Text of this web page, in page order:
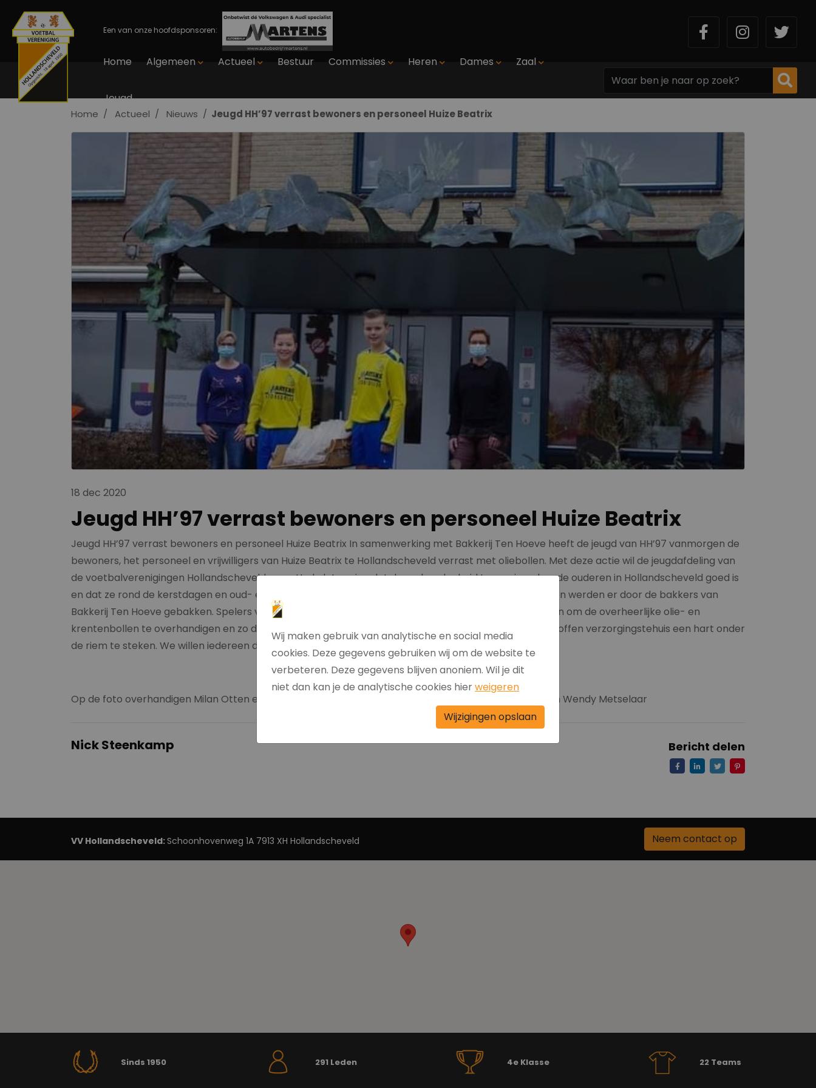
Een van onze hoofdsponsoren:
Home Algemeen Actueel Bestuur Commissies Heren Dames Zaal
Jeugd
Home Actueel Nieuws Jeugd HH’97 verrast bewoners en personeel Huize Beatrix
18 dec 2020
Jeugd HH’97 verrast bewoners en personeel Huize Beatrix
Jeugd HH’97 verrast bewoners en personeel Huize Beatrix In samenwerking met Bakkerij Ten Hoeve heeft de jeugd van HH’97 vanmorgen de
bewoners, het personeel en vrijwilligers van Huize Beatrix te Hollandscheveld verrast met oliebollen. Met deze actie wil de jeugdafdeling van
de voetbalverenigingen Hollandscheveld en sv Hodo laten zien dat de verbondenheid tussen jeugd en de ouderen in Hollandscheveld goed is
en dat ze rond de kerstdagen en oud- en nieuwjaar aan elkaar denken. Liefst 600 olie- en krentenbollen werden er door de bakkers van
Bakkerij Ten Hoeve gebakken. Spelers van HH’97 JO15-1 Milan Otten en Fin Smit waren bereid gevonden om de overheerlijke olie- en
krentenbollen te overhandigen en zo de bewoners, personeel en vrijwilligers van het door corona getroffen verzorgingstehuis een hart onder
de riem te steken. We willen iedereen die aan deze actie heeft meegewerkt hartelijk bedanken.
Op de foto overhandigen Milan Otten en Finn Smit de olie- en krentenbollen aan Heidi Haandrikman en Wendy Metselaar
Nick Steenkamp Bericht delen
VV Hollandscheveld:Schoonhovenweg 1A 7913 XH Hollandscheveld Neem contact op
Sinds 1950 291 Leden 4e Klasse 22 Teams
Wij maken gebruik van analytische en social media
cookies. Deze gegevens gebruiken wij om de website te
verbeteren. Deze gegevens blijven anoniem. Wil je dit
niet dan kan je de analytische cookies hierweigeren
Wijzigingen opslaan